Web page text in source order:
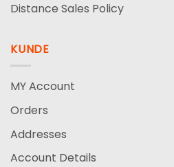
Distance Sales Policy
KUNDE
MY Account
Orders
Addresses
Account Details